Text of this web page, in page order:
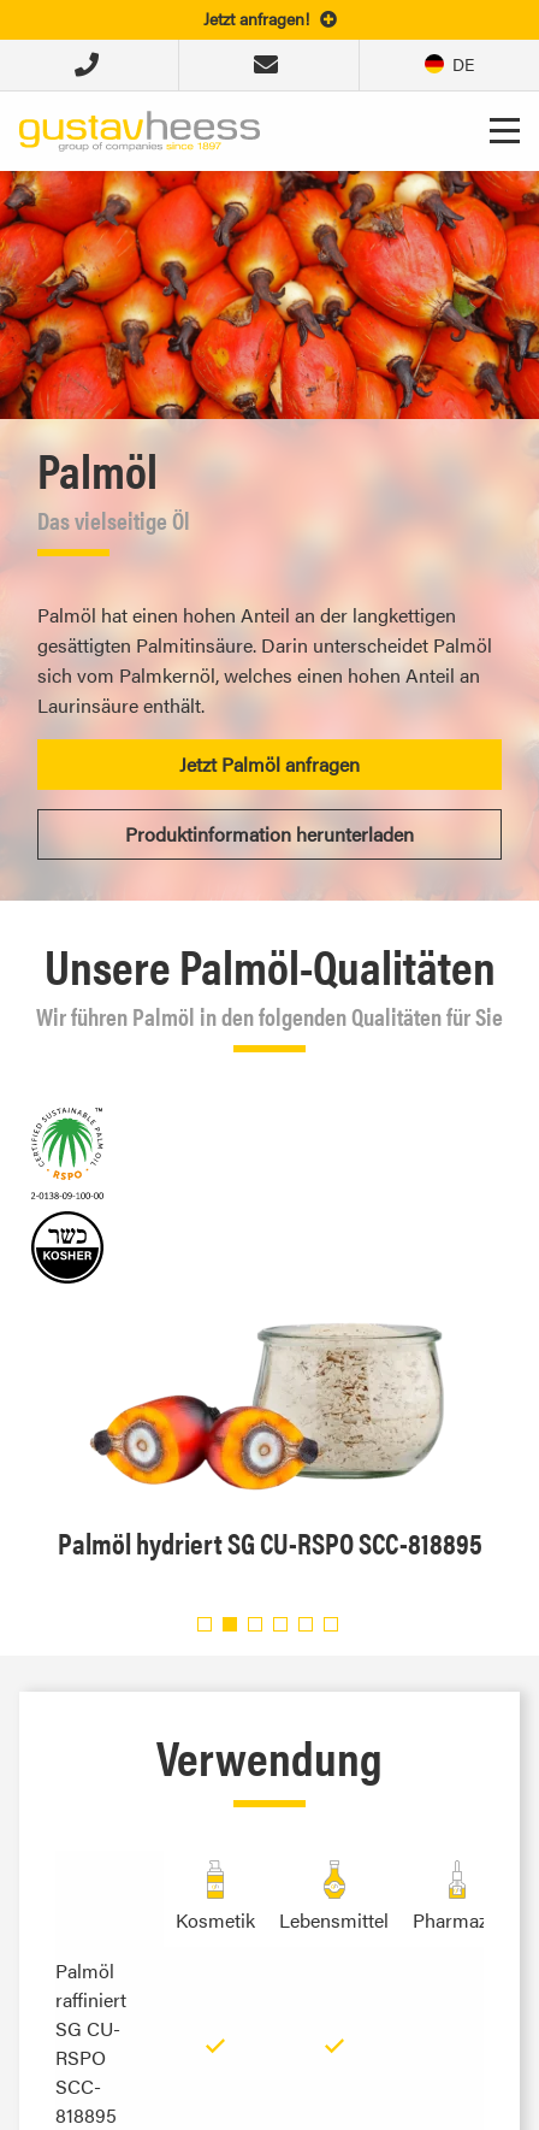
Jetzt anfragen!
DE
Palmöl
Das vielseitige Öl
Palmöl hat einen hohen Anteil an der langkettigen
gesättigten Palmitinsäure. Darin unterscheidet Palmöl
sich vom Palmkernöl, welches einen hohen Anteil an
Laurinsäure enthält.
Jetzt Palmöl anfragen
Produktinformation herunterladen
Unsere Palmöl-Qualitäten
Wir führen Palmöl in den folgenden Qualitäten für Sie
Palmöl hydriert SG CU-RSPO SCC-818895
Verwendung
Kosmetik Lebensmittel
Pharmazie
Palmöl
raffiniert
SG CU-
RSPO
SCC-
818895
Palmöl
raffiniert
SG CU-
RSPO
SCC-
818895